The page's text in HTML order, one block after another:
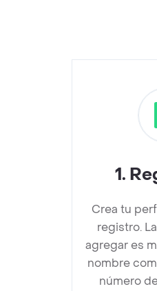
1.
Crea tu
registro.
agregar es
nombre
número